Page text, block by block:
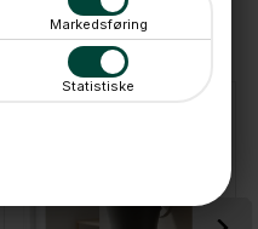
Markedsføring
Statistiske